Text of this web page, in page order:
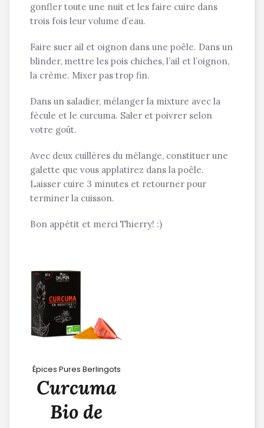
gonfler toute une nuit et les faire cuire dans
trois fois leur volume d’eau.
Faire suer ail et oignon dans une poêle. Dans un
blinder, mettre les pois chiches, l’ail et l’oignon,
la crème. Mixer pas trop fin.
Dans un saladier, mélanger la mixture avec la
fécule et le curcuma. Saler et poivrer selon
votre goût.
Avec deux cuillères du mélange, constituer une
galette que vous applatirez dans la poêle.
Laisser cuire 3 minutes et retourner pour
terminer la cuisson.
Bon appétit et merci Thierry! :)
Épices Pures Berlingots
Curcuma
Bio de